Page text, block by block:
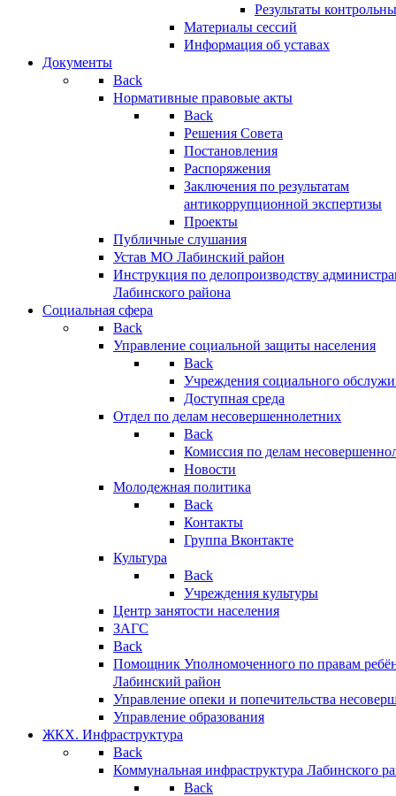
Результаты
Материалы сессий
Информация об уставах
Документы
Back
Нормативные правовые акты
Back
Решения Совета
Постановления
Распоряжения
Заключения по результатам
антикоррупционной экспертизы
Проекты
Публичные слушания
Устав МО Лабинский район
Инструкция по делопроизводству
Лабинского района
Социальная сфера
Back
Управление социальной защиты населения
Back
Учреждения социального
Доступная среда
Отдел по делам несовершеннолетних
Back
Комиссия по делам
Новости
Молодежная политика
Back
Контакты
Группа Вконтакте
Культура
Back
Учреждения культуры
Центр занятости населения
ЗАГС
Back
Помощник Уполномоченного по правам
Лабинский район
Управление опеки и попечительства
Управление образования
ЖКХ. Инфраструктура
Back
Коммунальная инфраструктура Лабинского
Back